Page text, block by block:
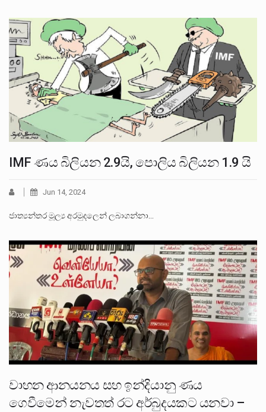
IMF ණය බිලියන 2.9යි, පොලිය බිලියන 1.9 යි
Jun 14, 2024
ජාත්‍යන්තර මූල්‍ය අරමුදලෙන් ලබාගන්නා…
වාහන ආනයනය සහ ඉන්දියානු ණය
ගෙවීමෙන් නැවතත් රට අර්බුදයකට යනවා –